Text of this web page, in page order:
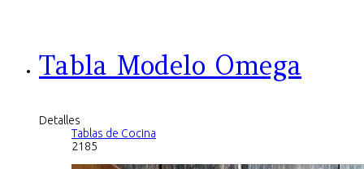
Tabla Modelo Omega
Detalles
Tablas de Cocina
2185